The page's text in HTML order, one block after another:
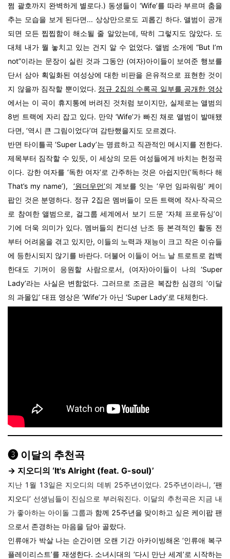
쩜 괄호까지 완벽하게 별로다.) 동생들이 ‘Wife’를 따라 부르며 춤을
추는 모습을 보게 된다면... 상상만으로도 괴롭긴 하다. 앨범이 공개
되면 모든 찝찝함이 해소될 줄 알았는데, 딱히 그렇지도 않았다. 도
대체 내가 뭘 놓치고 있는 건지 알 수 없었다. 앨범 소개에 “But I’m
not”이라는 문장이 실린 것과 그동안 (여자)아이들이 보여준 행보를
단서 삼아 획일화된 여성상에 대한 비판을 은유적으로 표현한 것이
지 않을까 짐작할 뿐이었다. 정규 2집의 수록곡 일부를 공개한 영상
에서는 이 곡이 휴지통에 버려진 것처럼 보이지만, 실제로는 앨범의
8번 트랙에 자리 잡고 있다. 만약 ‘Wife’가 빠진 채로 앨범이 발매됐
다면, ‘역시 큰 그림이었다’며 감탄했을지도 모르겠다.
반면 타이틀곡 ‘Super Lady’는 명료하고 직관적인 메시지를 전한다.
제목부터 짐작할 수 있듯, 이 세상의 모든 여성들에게 바치는 헌정곡
이다. 강한 여자를 ‘독한 여자’로 간주하는 것은 아쉽지만(‘독하다 해
That’s my name’), ‘원더우먼’의 계보를 잇는 ‘우먼 임파워링’케이
팝인 것은 분명하다. 정규 2집은 멤버들이 모든 트랙에 작사·작곡으
로 참여한 앨범으로, 걸그룹 세계에서 보기 드문 ‘자체 프로듀싱’이
기에 더욱 의미가 있다. 멤버들의 컨디션 난조 등 본격적인 활동 전
부터 어려움을 겪고 있지만, 이들의 노력과 재능이 크고 작은 이슈들
에 등한시되지 않기를 바란다. 더불어 이들이 어느 날 트로트로 컴백
한대도 기꺼이 응원할 사람으로서, (여자)아이들이 나의 ‘Super
Lady’라는 사실은 변함없다. 그러므로 조금은 복잡한 심경의 ‘이달
의 과몰입’ 대표 영상은 ‘Wife’가 아닌 ‘Super Lady’로 대체한다.
❸ 이달의 추천곡
→ 지오디의 ‘It's Alright (feat. G-soul)’
지난 1월 13일은 지오디의 데뷔 25주년이었다. 25주년이라니, ‘팬
지오디’ 선생님들이 진심으로 부러워진다. 이달의 추천곡은 지금 내
가 좋아하는 아이돌 그룹과 함께 25주년을 맞이하고 싶은 케이팝 팬
으로서 존경하는 마음을 담아 골랐다.
인류애가 박살 나는 순간이면 오랜 기간 아카이빙해온 ‘인류애 복구
플레이리스트’를 재생한다. 소녀시대의 ‘다시 만난 세계’로 시작하는